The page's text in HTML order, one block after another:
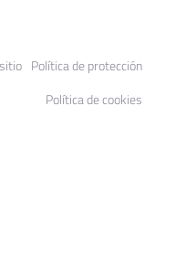
Política de protección
Política de cookies